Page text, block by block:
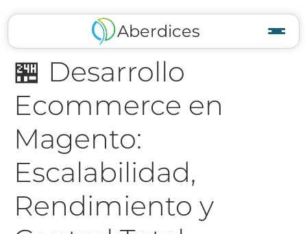
Aberdices
🏪 Desarrollo
Ecommerce en
Magento:
Escalabilidad,
Rendimiento y